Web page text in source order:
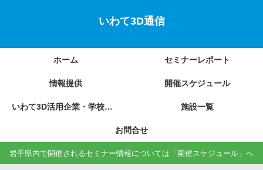
いわて3D通信
ホーム セミナーレポート
情報提供 開催スケジュール
いわて3D活用企業・学校の紹介 施設一覧
お問合せ
岩手県内で開催されるセミナー情報については「開催スケジュール」へ